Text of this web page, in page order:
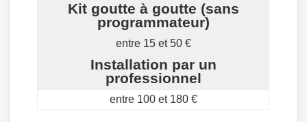
Kit goutte à goutte (sans
programmateur)
entre 15 et 50 €
Installation par un
professionnel
entre 100 et 180 €